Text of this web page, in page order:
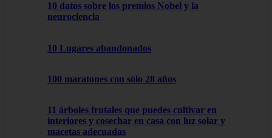
10 datos sobre los premios Nobel y la
neurociencia
10 Lugares abandonados
100 maratones con sólo 28 años
11 árboles frutales que puedes cultivar en
interiores y cosechar en casa con luz solar y
macetas adecuadas